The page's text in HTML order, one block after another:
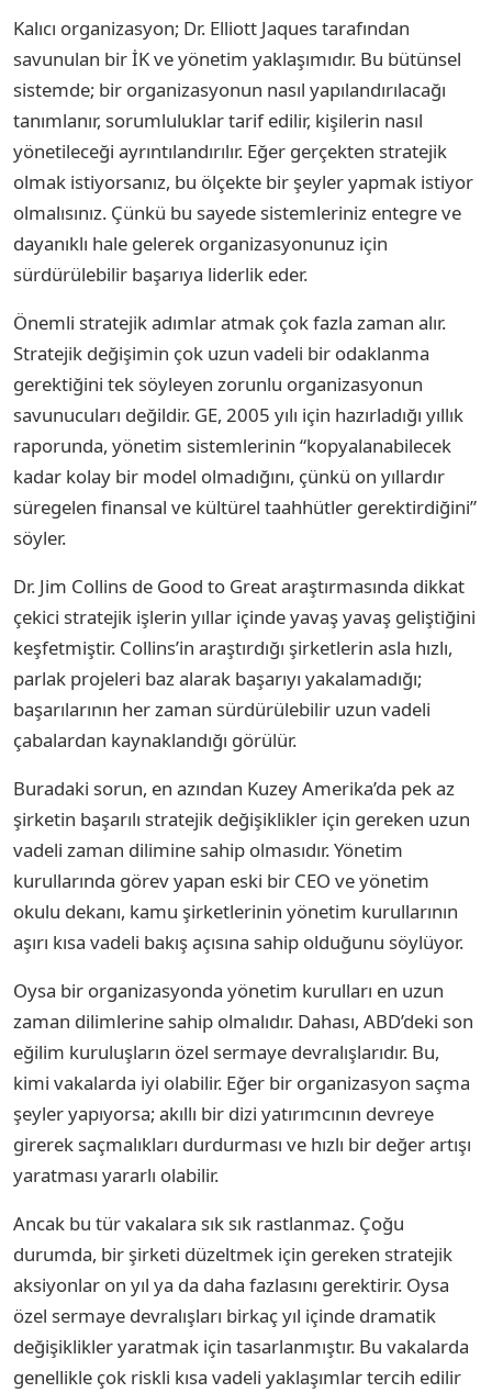
Kalıcı organizasyon; Dr. Elliott Jaques tarafından
savunulan bir İK ve yönetim yaklaşımıdır. Bu bütünsel
sistemde; bir organizasyonun nasıl yapılandırılacağı
tanımlanır, sorumluluklar tarif edilir, kişilerin nasıl
yönetileceği ayrıntılandırılır. Eğer gerçekten stratejik
olmak istiyorsanız, bu ölçekte bir şeyler yapmak istiyor
olmalısınız. Çünkü bu sayede sistemleriniz entegre ve
dayanıklı hale gelerek organizasyonunuz için
sürdürülebilir başarıya liderlik eder.
Önemli stratejik adımlar atmak çok fazla zaman alır.
Stratejik değişimin çok uzun vadeli bir odaklanma
gerektiğini tek söyleyen zorunlu organizasyonun
savunucuları değildir. GE, 2005 yılı için hazırladığı yıllık
raporunda, yönetim sistemlerinin “kopyalanabilecek
kadar kolay bir model olmadığını, çünkü on yıllardır
süregelen finansal ve kültürel taahhütler gerektirdiğini”
söyler.
Dr. Jim Collins de Good to Great araştırmasında dikkat
çekici stratejik işlerin yıllar içinde yavaş yavaş geliştiğini
keşfetmiştir. Collins’in araştırdığı şirketlerin asla hızlı,
parlak projeleri baz alarak başarıyı yakalamadığı;
başarılarının her zaman sürdürülebilir uzun vadeli
çabalardan kaynaklandığı görülür.
Buradaki sorun, en azından Kuzey Amerika’da pek az
şirketin başarılı stratejik değişiklikler için gereken uzun
vadeli zaman dilimine sahip olmasıdır. Yönetim
kurullarında görev yapan eski bir CEO ve yönetim
okulu dekanı, kamu şirketlerinin yönetim kurullarının
aşırı kısa vadeli bakış açısına sahip olduğunu söylüyor.
Oysa bir organizasyonda yönetim kurulları en uzun
zaman dilimlerine sahip olmalıdır. Dahası, ABD’deki son
eğilim kuruluşların özel sermaye devralışlarıdır. Bu,
kimi vakalarda iyi olabilir. Eğer bir organizasyon saçma
şeyler yapıyorsa; akıllı bir dizi yatırımcının devreye
girerek saçmalıkları durdurması ve hızlı bir değer artışı
yaratması yararlı olabilir.
Ancak bu tür vakalara sık sık rastlanmaz. Çoğu
durumda, bir şirketi düzeltmek için gereken stratejik
aksiyonlar on yıl ya da daha fazlasını gerektirir. Oysa
özel sermaye devralışları birkaç yıl içinde dramatik
değişiklikler yaratmak için tasarlanmıştır. Bu vakalarda
genellikle çok riskli kısa vadeli yaklaşımlar tercih edilir